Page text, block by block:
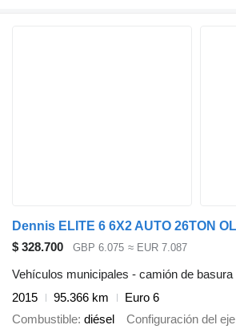
$ 328.700 GBP 6.075 ≈ EUR 7.087
Vehículos municipales - camión de basura
2015
95.366 km
Euro 6
Combustible diésel Configuración del eje